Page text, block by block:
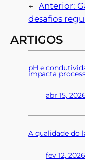
← Anterior:
desafios
ARTIGOS
pH e
impacta
abr 15,
A qualidade do
fev 12, 2026